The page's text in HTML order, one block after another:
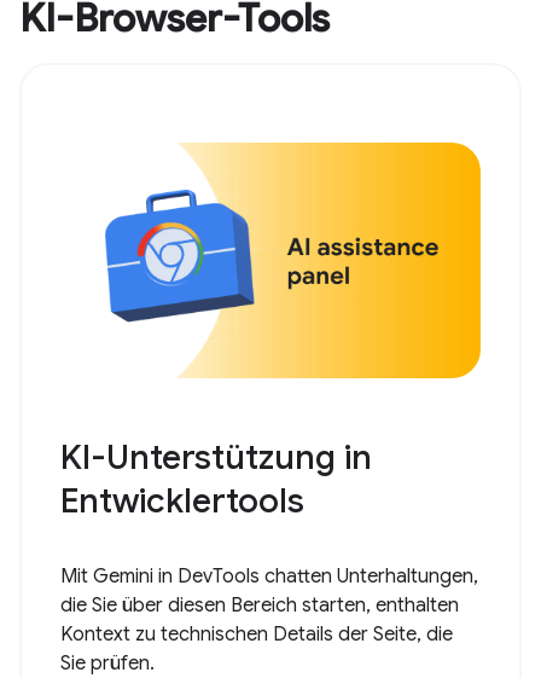
KI-Browser-Tools
KI-Unterstützung in
Entwicklertools
Mit Gemini in DevTools chatten Unterhaltungen,
die Sie über diesen Bereich starten, enthalten
Kontext zu technischen Details der Seite, die
Sie prüfen.